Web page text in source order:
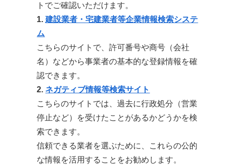
トでご確認いただけます。
1.建設業者・宅建業者等企業情報検索システ
ム
こちらのサイトで、許可番号や商号（会社
名）などから事業者の基本的な登録情報を確
認できます。
2.ネガティブ情報等検索サイト
こちらのサイトでは、過去に行政処分（営業
停止など）を受けたことがあるかどうかを検
索できます。
信頼できる業者を選ぶために、これらの公的
な情報を活用することをお勧めします。